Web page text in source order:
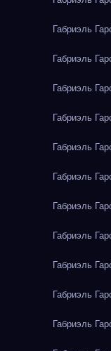
Габриэль
Габриэль
Габриэль
Габриэль
Габриэль
Габриэль
Габриэль
Габриэль
Габриэль
Габриэль
Габриэль